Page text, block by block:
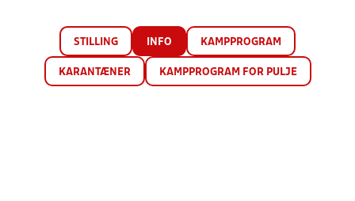
STILLING INFO KAMPPROGRAM
KARANTÆNER KAMPPROGRAM FOR PULJE